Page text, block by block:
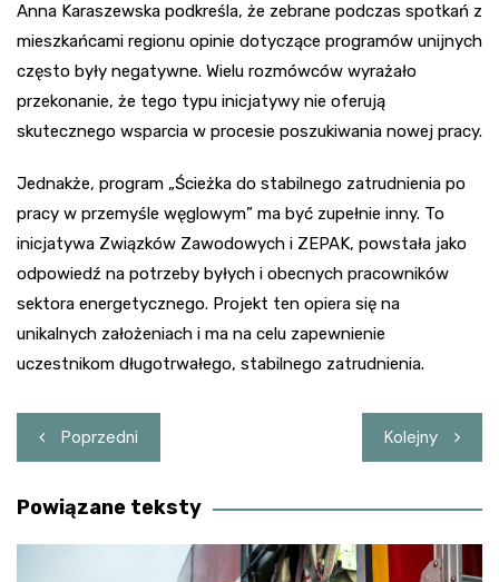
Anna Karaszewska podkreśla, że zebrane podczas spotkań z
mieszkańcami regionu opinie dotyczące programów unijnych
często były negatywne. Wielu rozmówców wyrażało
przekonanie, że tego typu inicjatywy nie oferują
skutecznego wsparcia w procesie poszukiwania nowej pracy.
Jednakże, program „Ścieżka do stabilnego zatrudnienia po
pracy w przemyśle węglowym” ma być zupełnie inny. To
inicjatywa Związków Zawodowych i ZEPAK, powstała jako
odpowiedź na potrzeby byłych i obecnych pracowników
sektora energetycznego. Projekt ten opiera się na
unikalnych założeniach i ma na celu zapewnienie
uczestnikom długotrwałego, stabilnego zatrudnienia.
Nawigacja
wpisu
Poprzedni Kolejny
Powiązane teksty